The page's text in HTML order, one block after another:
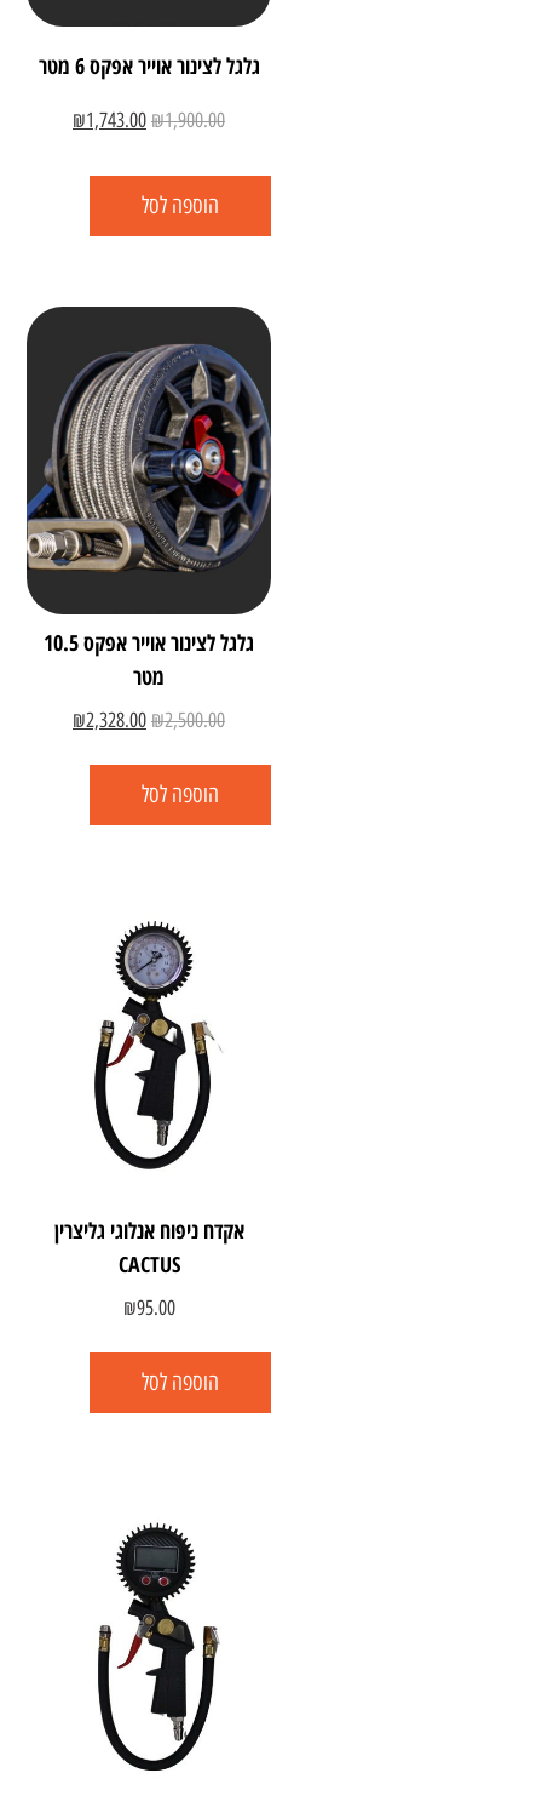
גלגל לצינור אוייר אפקס 6 מטר
₪1,900.00
₪1,743.00
הוספה לסל
גלגל לצינור אוייר אפקס 10.5
מטר
₪2,500.00
₪2,328.00
הוספה לסל
אקדח ניפוח אנלוגי גליצרין
CACTUS
₪95.00
הוספה לסל